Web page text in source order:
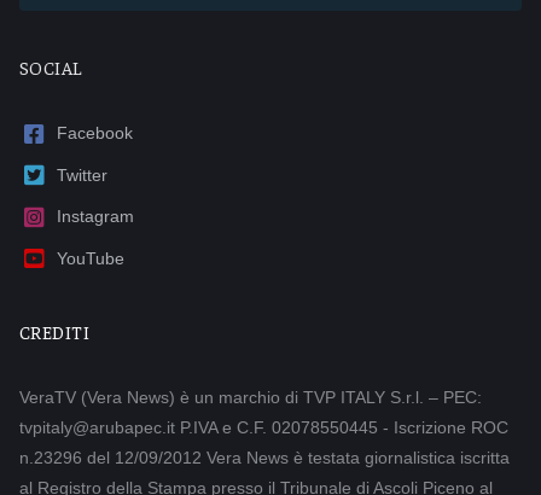
SOCIAL
Facebook
Twitter
Instagram
YouTube
CREDITI
VeraTV (Vera News) è un marchio di TVP ITALY S.r.l. – PEC:
tvpitaly@arubapec.it P.IVA e C.F. 02078550445 - Iscrizione ROC
n.23296 del 12/09/2012 Vera News è testata giornalistica iscritta
al Registro della Stampa presso il Tribunale di Ascoli Piceno al